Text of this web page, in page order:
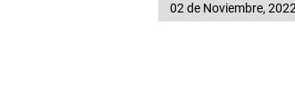
02 de Noviembre,